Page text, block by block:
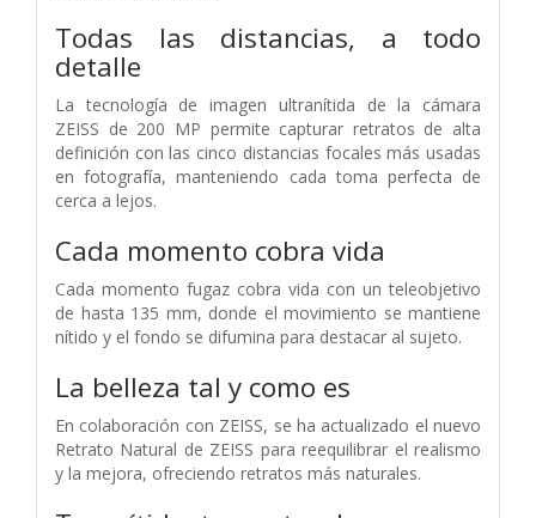
Todas las distancias, a todo
detalle
La tecnología de imagen ultranítida de la cámara
ZEISS de 200 MP permite capturar retratos de alta
definición con las cinco distancias focales más usadas
en fotografía, manteniendo cada toma perfecta de
cerca a lejos.
Cada momento cobra vida
Cada momento fugaz cobra vida con un teleobjetivo
de hasta 135 mm, donde el movimiento se mantiene
nítido y el fondo se difumina para destacar al sujeto.
La belleza tal y como es
En colaboración con ZEISS, se ha actualizado el nuevo
Retrato Natural de ZEISS para reequilibrar el realismo
y la mejora, ofreciendo retratos más naturales.